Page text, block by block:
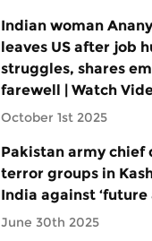
Indian woman
leaves US after job
struggles, shares
farewell | Watch
October 1st 2025
Pakistan army chief
terror groups in
India against ‘future
June 30th 2025